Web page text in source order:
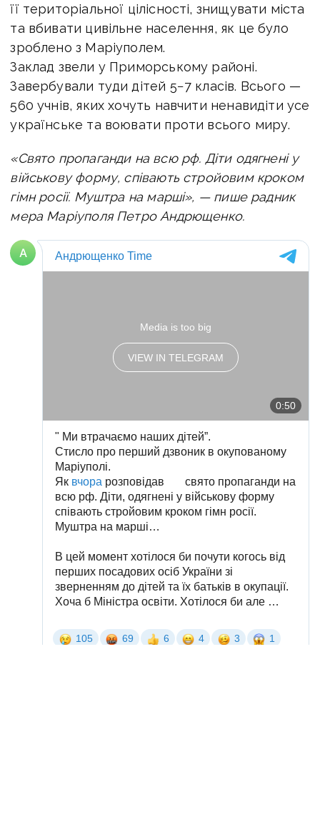
її територіальної цілісності, знищувати міста
та вбивати цивільне населення, як це було
зроблено з Маріуполем.
Заклад звели у Приморському районі.
Завербували туди дітей 5−7 класів. Всього —
560 учнів, яких хочуть навчити ненавидіти усе
українське та воювати проти всього миру.
«Свято пропаганди на всю рф. Діти одягнені у
військову форму, співають стройовим кроком
гімн росії. Муштра на марші», — пише радник
мера Маріуполя Петро Андрющенко.